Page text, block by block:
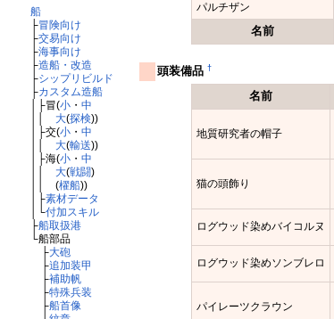
船
├冒険向け
├交易向け
├海事向け
├造船・改造
├シップリビルド
├カスタム造船
│├冒(小・ 中
大(探検))
│├交(小・ 中
大(輸送))
│├海(小・ 中
大(戦闘)
││ (櫂船))
│├素材データ
│└付加スキル
├船取扱港
└船部品
├大砲
├追加装甲
├補助帆
├特殊兵装
├船首像
名前
パルチザン
頭装備品 †
名前
地質研究者の帽子
猫の頭飾り
ログウッド染めバイコルヌ
ログウッド染めソンブレロ
パイレーツクラウン